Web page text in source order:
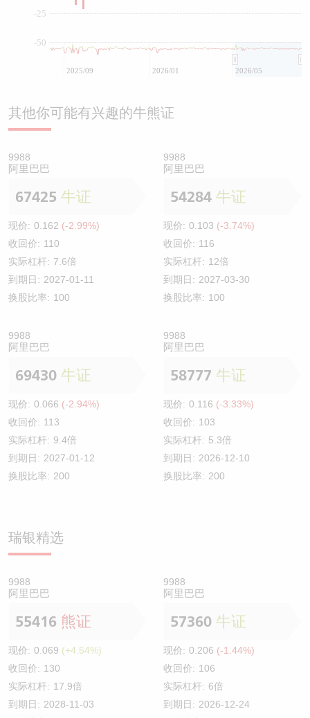
-50
-25
2025/09 2026/01 2026/05
其他你可能有兴趣的牛熊证
9988
阿里巴巴
67425 牛证
现价: 0.162 (-2.99%)
收回价: 110
实际杠杆: 7.6倍
到期日: 2027-01-11
换股比率: 100
9988
阿里巴巴
54284 牛证
现价: 0.103 (-3.74%)
收回价: 116
实际杠杆: 12倍
到期日: 2027-03-30
换股比率: 100
9988
阿里巴巴
69430 牛证
现价: 0.066 (-2.94%)
收回价: 113
实际杠杆: 9.4倍
到期日: 2027-01-12
换股比率: 200
9988
阿里巴巴
58777 牛证
现价: 0.116 (-3.33%)
收回价: 103
实际杠杆: 5.3倍
到期日: 2026-12-10
换股比率: 200
瑞银精选
9988
阿里巴巴
55416 熊证
现价: 0.069 (+4.54%)
收回价: 130
实际杠杆: 17.9倍
到期日: 2028-11-03
9988
阿里巴巴
57360 牛证
现价: 0.206 (-1.44%)
收回价: 106
实际杠杆: 6倍
到期日: 2026-12-24